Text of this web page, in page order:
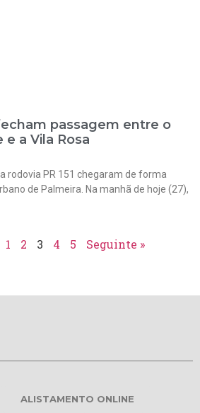
fecham passagem entre o
a Vila Rosa
rodovia PR 151 chegaram de forma
de Palmeira. Na manhã de hoje (27),
1 2 3 4 5 Seguinte »
ALISTAMENTO ONLINE